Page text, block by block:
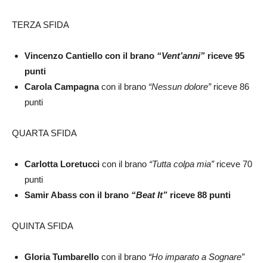
TERZA SFIDA
Vincenzo Cantiello con il brano “Vent’anni” riceve 95
punti
Carola Campagnacon il brano “Nessun dolore”riceve 86
punti
QUARTA SFIDA
Carlotta Loretucci con il brano “Tutta colpa mia” riceve 70
punti
Samir Abass con il brano “Beat It” riceve 88 punti
QUINTA SFIDA
Gloria Tumbarello con il brano “Ho imparato a Sognare”